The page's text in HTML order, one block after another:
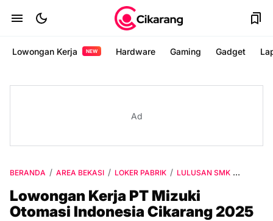
Lowongan Kerja NEW Hardware Gaming Gadget
Ad
BERANDA AREA BEKASI LOKER PABRIK LULUSAN SMK
Lowongan Kerja PT Mizuki
Otomasi Indonesia Cikarang 2025